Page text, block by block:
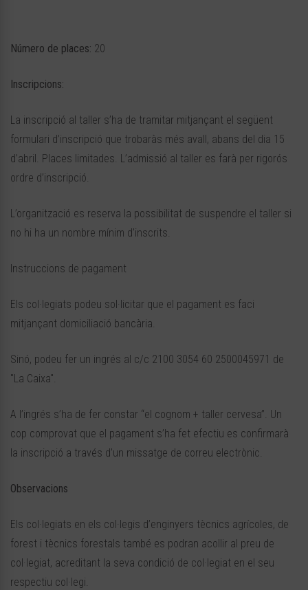
Número de places: 20
Inscripcions:
La inscripció al taller s’ha de tramitar mitjançant el següent
formulari d’inscripció que trobaràs més avall, abans del dia 15
d’abril. Places limitades. L’admissió al taller es farà per rigorós
ordre d’inscripció.
L’organització es reserva la possibilitat de suspendre el taller si
no hi ha un nombre mínim d’inscrits.
Instruccions de pagament
Els col·legiats podeu sol·licitar que el pagament es faci
mitjançant domiciliació bancària.
Sinó, podeu fer un ingrés al c/c 2100 3054 60 2500045971 de
"La Caixa".
A l’ingrés s’ha de fer constar “el cognom + taller cervesa”. Un
cop comprovat que el pagament s’ha fet efectiu es confirmarà
la inscripció a través d’un missatge de correu electrònic.
Observacions
Els col·legiats en els col·legis d’enginyers tècnics agrícoles, de
forest i tècnics forestals també es podran acollir al preu de
col·legiat, acreditant la seva condició de col·legiat en el seu
respectiu col·legi.